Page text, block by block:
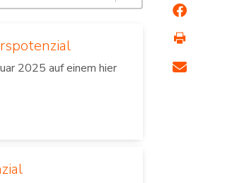
2025 auf einem hier